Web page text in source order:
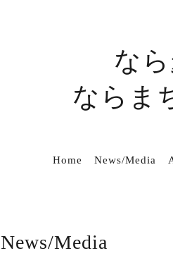
な
ならま
Home News/Media
News/Media